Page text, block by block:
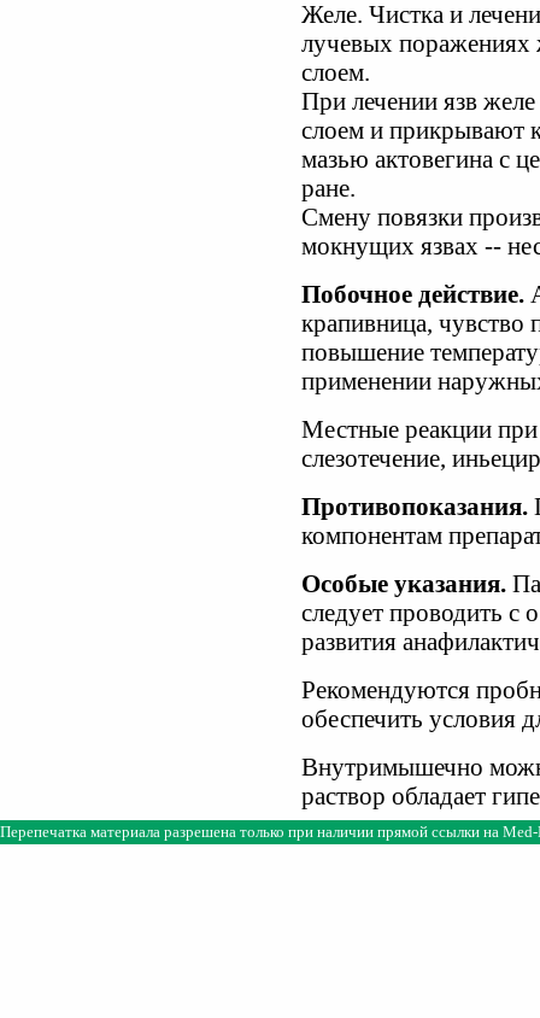
Желе. Чистка и
лучевых поражениях
слоем.
При лечении язв
слоем и прикрывают
мазью актовегина с
ране.
Смену повязки
мокнущих язвах --
Побочное действие.
крапивница, чувство
повышение
применении
Местные реакции
слезотечение,
Противопоказания.
компонентам
Особые указания.
следует проводить с
развития
Рекомендуются
обеспечить условия
Внутримышечно
раствор обладает
Перепечатка материала разрешена только при наличии прямой ссылки на